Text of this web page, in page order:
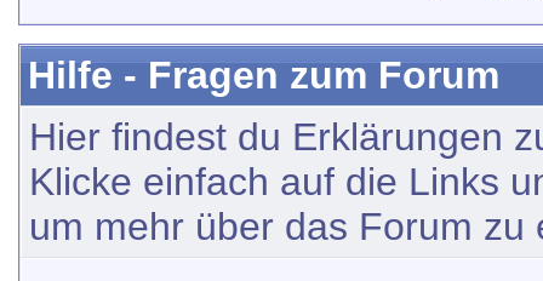
Hilfe - Fragen zum Forum
Hier findest du Erklärungen
Klicke einfach auf die Links
um mehr über das Forum zu